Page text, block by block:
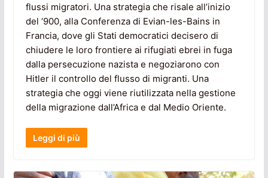
flussi migratori. Una strategia che risale all’inizio
del ‘900, alla Conferenza di Evian-les-Bains in
Francia, dove gli Stati democratici decisero di
chiudere le loro frontiere ai rifugiati ebrei in fuga
dalla persecuzione nazista e negoziarono con
Hitler il controllo del flusso di migranti. Una
strategia che oggi viene riutilizzata nella gestione
della migrazione dall’Africa e dal Medio Oriente.
Leggi di più